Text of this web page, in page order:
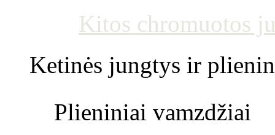
Kitos chromuotos
Ketinės jungtys ir
Plieniniai vamzdžiai